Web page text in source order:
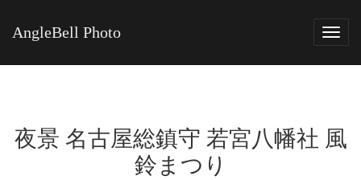
AngleBell Photo
夜景 名古屋総鎮守 若宮八幡社 風
鈴まつり